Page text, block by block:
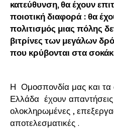
κατεύθυνση, θα έχουν
ποιοτική διαφορά : θα
πολιτισμός μιας πόλης
βιτρίνες των μεγάλων
που κρύβονται στα
Η Ομοσπονδία μας και τα
Ελλάδα έχουν
ολοκληρωμένες ,
αποτελεσματικές .